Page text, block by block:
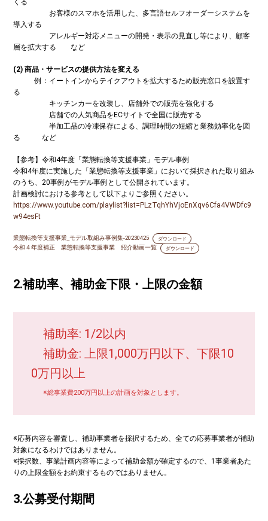
くる
お客様のスマホを活用した、多言語セルフオーダーシステムを
導入する
アレルギー対応メニューの開発・表示の見直し等により、顧客
層を拡大する など
(2) 商品・サービスの提供方法を変える
例：イートインからテイクアウトを拡大するため販売窓口を設置す
る
キッチンカーを改装し、店舗外での販売を強化する
店舗での人気商品をECサイトで全国に販売する
半加工品の冷凍保存による、調理時間の短縮と業務効率化を図
る など
【参考】令和4年度「業態転換等支援事業」モデル事例
令和4年度に実施した「業態転換等支援事業」において採択された取り組み
のうち、20事例がモデル事例として公開されています。
計画検討における参考として以下よりご参照ください。
https://www.youtube.com/playlist?list=PLzTqhYhVjoEnXqv6Cfa4VWDfc9
w94esFt
業態転換等支援事業_モデル取組み事例集-20230425 ダウンロード
令和４年度補正 業態転換等支援事業 紹介動画一覧 ダウンロード
2.補助率、補助金下限・上限の金額
補助率: 1/2以内
補助金: 上限1,000万円以下、下限10
0万円以上
※総事業費200万円以上の計画を対象とします。
※応募内容を審査し、補助事業者を採択するため、全ての応募事業者が補助
対象になるわけではありません。
※採択数、事業計画内容等によって補助金額が確定するので、1事業者あた
りの上限金額をお約束するものではありません。
3.公募受付期間